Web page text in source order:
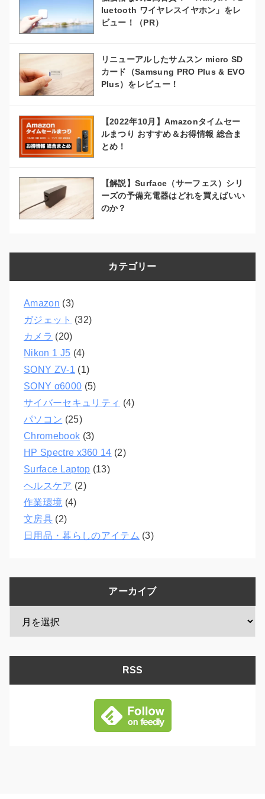
luetooth ワイヤレスイヤホン」をレ
ビュー！（PR）
リニューアルしたサムスン micro SD
カード（Samsung PRO Plus & EVO
Plus）をレビュー！
【2022年10月】Amazonタイムセー
ルまつり おすすめ＆お得情報 総合ま
とめ！
【解説】Surface（サーフェス）シリ
ーズの予備充電器はどれを買えばいい
のか？
カテゴリー
Amazon (3)
ガジェット (32)
カメラ (20)
Nikon 1 J5 (4)
SONY ZV-1 (1)
SONY α6000 (5)
サイバーセキュリティ (4)
パソコン (25)
Chromebook (3)
HP Spectre x360 14 (2)
Surface Laptop (13)
ヘルスケア (2)
作業環境 (4)
文房具(2)
日用品・暮らしのアイテム (3)
アーカイブ
RSS